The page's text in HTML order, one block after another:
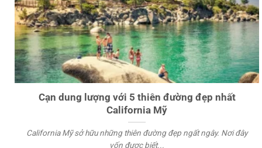
Cạn dung lượng với 5 thiên đường đẹp nhất
California Mỹ
California Mỹ sở hữu những thiên đường đẹp ngất ngây. Nơi đây
vốn được biết...